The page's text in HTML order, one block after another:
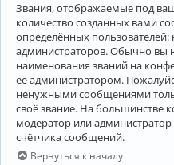
Звания, отображаемые под
количество созданных вами
определённых
администраторов. Обычно вы
наименования званий на
её администратором.
ненужными сообщениями
своё звание. На большинстве
модератор или
счётчика сообщений.
Вернуться к началу